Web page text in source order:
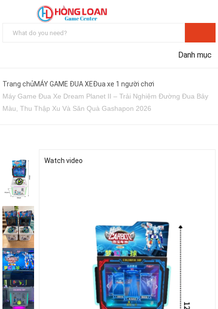
Danh mục
Trang chủMÁY GAME ĐUA XEĐua xe 1 người chơi
Máy Game Đua Xe Dream Planet II – Trải Nghiệm Đường Đua Bảy
Màu, Thu Thập Xu Và Săn Quà Gashapon 2026
Watch video